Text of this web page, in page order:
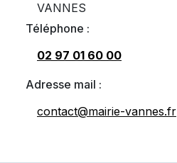
VANNES
Téléphone :
02 97 01 60 00
Adresse mail :
contact@mairie-vannes.fr